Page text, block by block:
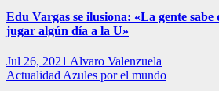
Edu Vargas se ilusiona: «La gente
jugar algún día a la U»
Jul 26, 2021 Alvaro Valenzuela
Actualidad Azules por el mundo